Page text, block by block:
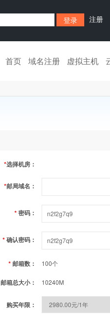
注册
首页 域名注册 虚拟主机
*选择机房：
*邮局域名：
*密码：
*确认密码：
*邮箱数： 100个
邮箱总大小： 10240M
购买年限：